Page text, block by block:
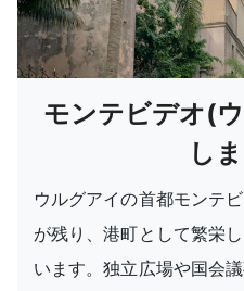
モンテビデオ(
し
ウルグアイの首都モンテ
が残り、港町として繁栄
います。独立広場や国会